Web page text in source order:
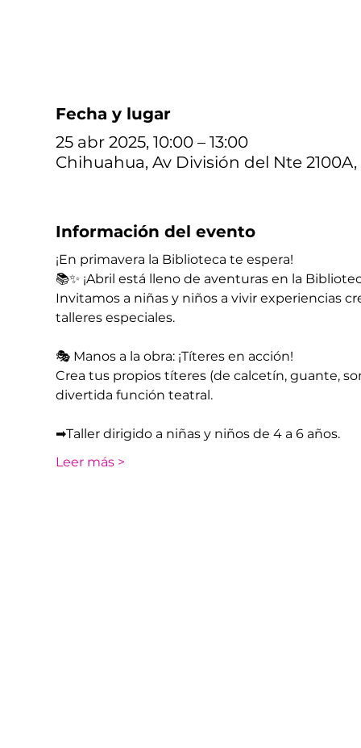
Fecha y lugar
25 abr 2025, 10:00 – 13:00
Chihuahua, Av División del Nte
Información del evento
¡En primavera la Biblioteca te espera!
📚✨ ¡Abril está lleno de aventuras en la
Invitamos a niñas y niños a vivir experiencias
talleres especiales.
🎭 Manos a la obra: ¡Títeres en acción!
Crea tus propios títeres (de calcetín, guante,
divertida función teatral.
➡​Taller dirigido a niñas y niños de 4 a 6 años.
Leer más >